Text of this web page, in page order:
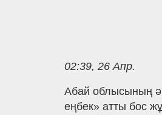
02:39, 26 Апр.
Абай облысының
еңбек» атты бос